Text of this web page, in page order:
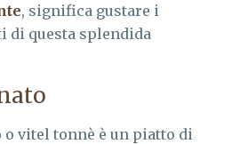
, significa gustare i
di questa splendida
vitel tonnè è un piatto di